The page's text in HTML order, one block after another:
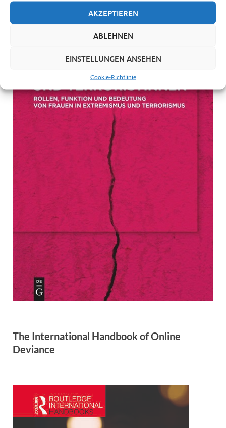
AKZEPTIEREN
ABLEHNEN
EINSTELLUNGEN ANSEHEN
Cookie-Richtlinie
The International Handbook of Online
Deviance